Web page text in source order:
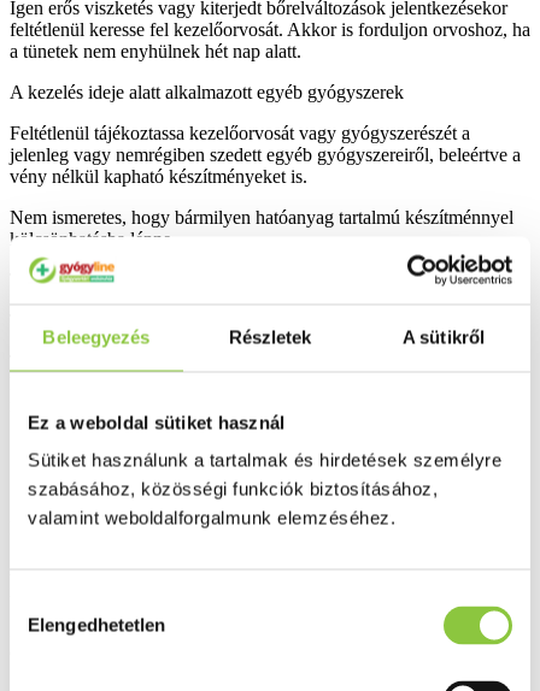
Beleegyezés Részletek A sütikről
Ez a weboldal sütiket használ
Sütiket használunk a tartalmak és hirdetések személyre
szabásához, közösségi funkciók biztosításához,
valamint weboldalforgalmunk elemzéséhez.
kiválasztása
Elengedhetetlen
Igen erős viszketés vagy kiterjedt bőrelváltozások jelentkezésekor
feltétlenül keresse fel kezelőorvosát. Akkor is forduljon orvoshoz, ha
a tünetek nem enyhülnek hét nap alatt.
A kezelés ideje alatt alkalmazott egyéb gyógyszerek
Feltétlenül tájékoztassa kezelőorvosát vagy gyógyszerészét a
jelenleg vagy nemrégiben szedett egyéb gyógyszereiről, beleértve a
vény nélkül kapható készítményeket is.
Nem ismeretes, hogy bármilyen hatóanyag tartalmú készítménnyel
kölcsönhatásba lépne.
Terhesség és szoptatás
Szoptatás idején mellbimbóját ne kenje be a géllel.
Fontos információk a Fenistil 1 mg/g gél egyes összetevőiről
3. HOGYAN KELL ALKALMAZNI A FENISTIL 1 MG/G